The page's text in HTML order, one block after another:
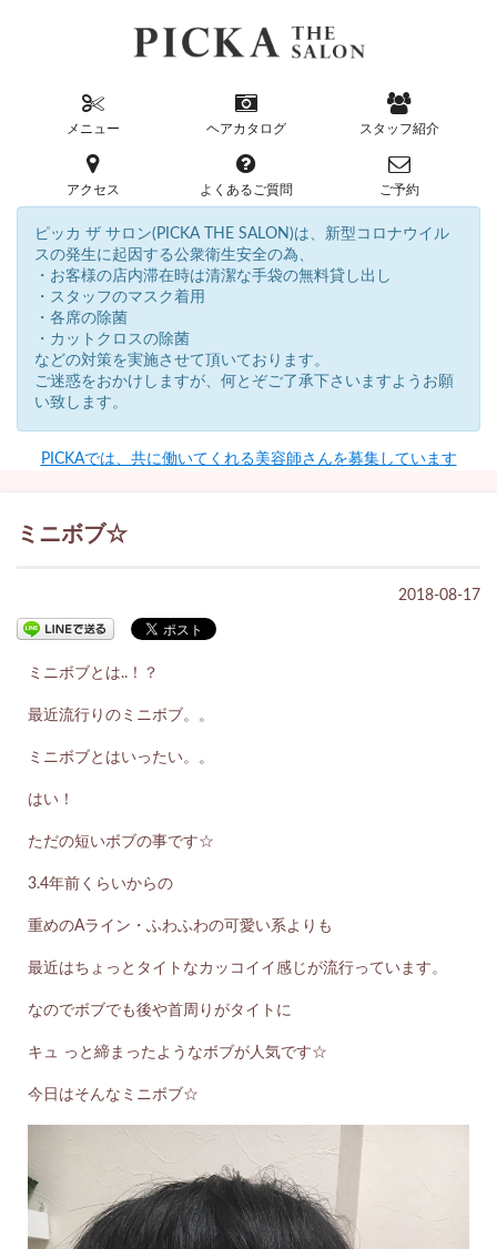
メニュー ヘアカタログ スタッフ紹介
アクセス よくあるご質問 ご予約
ピッカ ザ サロン(PICKA THE SALON)は、新型コロナウイル
スの発生に起因する公衆衛生安全の為、
・お客様の店内滞在時は清潔な手袋の無料貸し出し
・スタッフのマスク着用
・各席の除菌
・カットクロスの除菌
などの対策を実施させて頂いております。
ご迷惑をおかけしますが、何とぞご了承下さいますようお願
い致します。
PICKAでは、共に働いてくれる美容師さんを募集しています
ミニボブ☆
2018-08-17
ミニボブとは..！？
最近流行りのミニボブ。。
ミニボブとはいったい。。
はい！
ただの短いボブの事です☆
3.4年前くらいからの
重めのAライン・ふわふわの可愛い系よりも
最近はちょっとタイトなカッコイイ感じが流行っています。
なのでボブでも後や首周りがタイトに
キュ っと締まったようなボブが人気です☆
今日はそんなミニボブ☆